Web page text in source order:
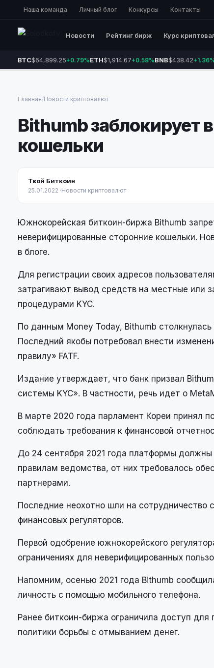
Наша команда Личный блог Конкурсы Контакты
Новости Рейтинг бирж Курс
BTC$64,899.25+0.79%ETH$1,914.67+0.58%BNB$438.42
Главная/Новости криптовалют
Bithumb
кошельки
Твой Биткоин
25.01.2022 ·Новости криптовалют
Южнокорейская биткоин-биржа Bithumb
неверифицированные сторонние кошельки.
в блоге.
Для регистрации своих адресов
затрагивают вывод средств на местные или
процедурами KYC.
По данным Money Today, Bithumb
Последний якобы потребовал внести
правилу» FATF.
Издание утверждает, что банк призвал
системы KYC». В частности, речь идет о
В марте 2020 года парламент Кореи принял
соблюдать требования к финансовой
До 24 сентября 2021 года платформы
правилам ведомства, от них требовалось
партнерами.
Последние неохотно шли на сотрудничество
финансовых регуляторов.
Первой одобрение южнокорейского
ограничениях для неверифицированных
Напомним, осенью 2021 года Bithumb
личность с помощью мобильного телефона.
Ранее биткоин-биржа ограничила доступ
политики борьбы с отмыванием денег.